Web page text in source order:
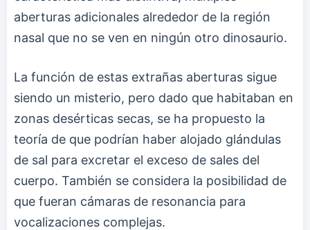
aberturas adicionales alrededor de la región
nasal que no se ven en ningún otro dinosaurio.
La función de estas extrañas aberturas sigue
siendo un misterio, pero dado que habitaban en
zonas desérticas secas, se ha propuesto la
teoría de que podrían haber alojado glándulas
de sal para excretar el exceso de sales del
cuerpo. También se considera la posibilidad de
que fueran cámaras de resonancia para
vocalizaciones complejas.